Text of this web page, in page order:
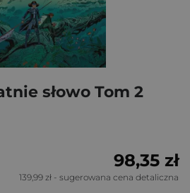
słowo Tom 2
98,35 zł
139,99 zł - sugerowana cena detaliczna